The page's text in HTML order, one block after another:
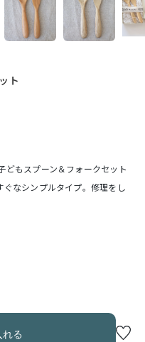
ト
どもスプーン＆フォークセット
ぐなシンプルタイプ。修理をし
る